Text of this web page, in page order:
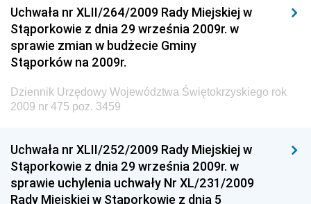
Dziennik Urzędowy Ministerstwa Rolnictwa i
Gospodarki Żywnościowej
Dziennik Urzędowy Ministra Rodziny, Pracy i Polityki
Społecznej
Dziennik Urzędowy Ministra Cyfryzacji
Budownictwa
Dziennik Urzędowy Ministra Gospodarki Morskiej i
Żeglugi Śródlądowej
Uchwała nr XLII/264/2009 Rady Miejskiej w
Stąporkowie z dnia 29 września 2009r. w
sprawie zmian w budżecie Gminy
Stąporków na 2009r.
Dziennik Urzędowy Województwa Świętokrzyskiego rok
2009 nr 475 poz. 3459
Uchwała nr XLII/252/2009 Rady Miejskiej w
Stąporkowie z dnia 29 września 2009r. w
sprawie uchylenia uchwały Nr XL/231/2009
Rady Miejskiej w Stąporkowie z dnia 5